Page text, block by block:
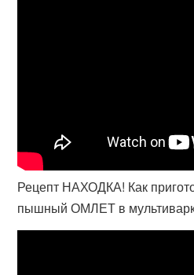
Рецепт НАХОДКА! Как
пышный ОМЛЕТ в